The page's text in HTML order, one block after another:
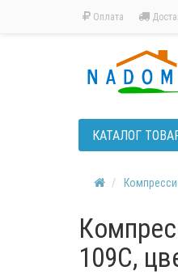
Оплата
КАТАЛОГ
109C,